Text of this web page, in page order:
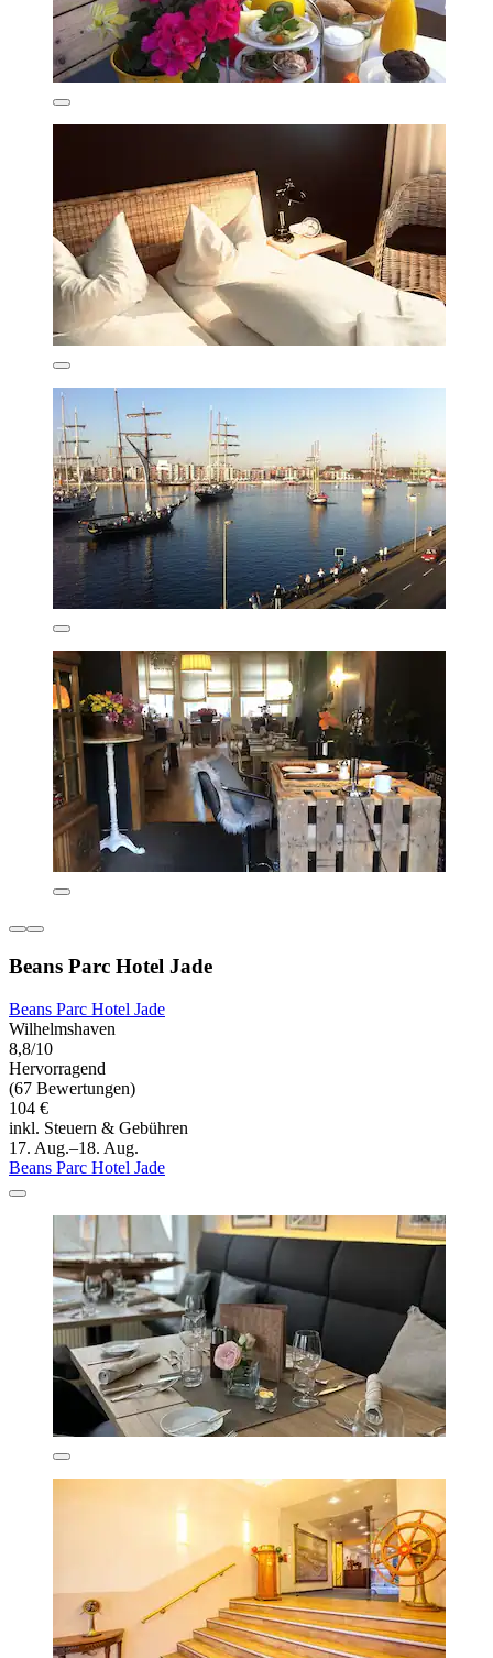
Beans Parc Hotel Jade
Beans Parc Hotel Jade
Wilhelmshaven
8,8/10
Hervorragend
(67 Bewertungen)
104 €
inkl. Steuern & Gebühren
17. Aug.–18. Aug.
Beans Parc Hotel Jade